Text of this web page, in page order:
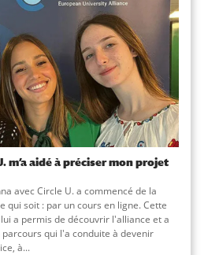
m’a aidé à préciser mon projet
avec Circle U. a commencé de la
qui soit : par un cours en ligne. Cette
a permis de découvrir l'alliance et a
qui l'a conduite à devenir
à...